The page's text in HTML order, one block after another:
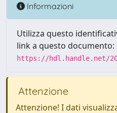
Informazioni
Utilizza questo
link a questo documento:
https://hdl.handle.net/
Attenzione
Attenzione! I dati